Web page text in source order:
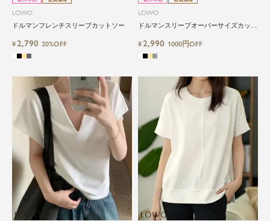
LOWO
ドルマンフレンチスリーブカットソー
¥2,790 20%OFF
LOWO
ドルマンスリーブオーバーサイズカット
¥2,990 1000円OFF